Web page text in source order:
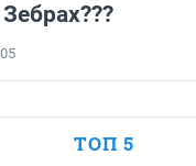
ТОП 5